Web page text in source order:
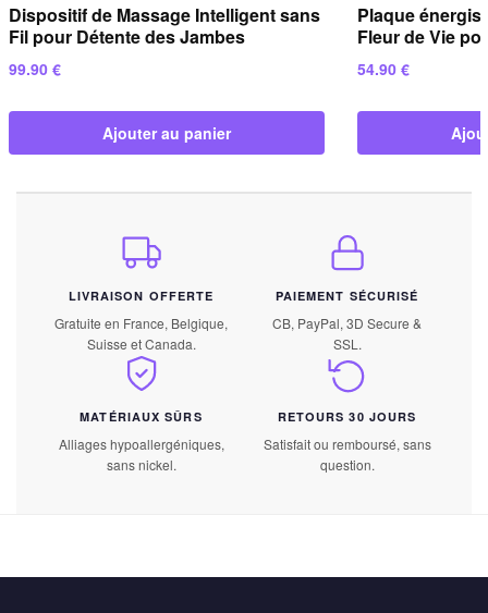
Dispositif de Massage Intelligent sans
Fil pour Détente des Jambes
99.90 €
Ajouter au panier
Plaque
Fleur de Vie
54.90 €
LIVRAISON OFFERTE
Gratuite en France, Belgique,
Suisse et Canada.
PAIEMENT SÉCURISÉ
CB, PayPal, 3D Secure &
SSL.
MATÉRIAUX SÛRS
Alliages hypoallergéniques,
sans nickel.
RETOURS 30 JOURS
Satisfait ou remboursé, sans
question.